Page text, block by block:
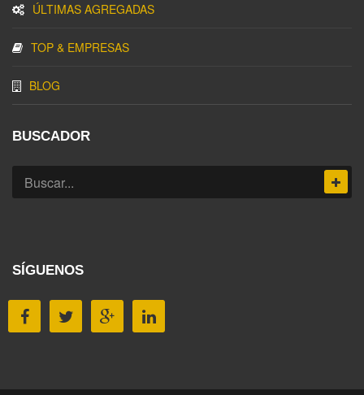
ÚLTIMAS AGREGADAS
TOP & EMPRESAS
BLOG
BUSCADOR
SÍGUENOS